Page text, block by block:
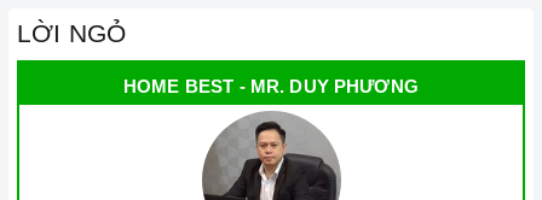
LỜI NGỎ
HOME BEST - MR. DUY PHƯƠNG